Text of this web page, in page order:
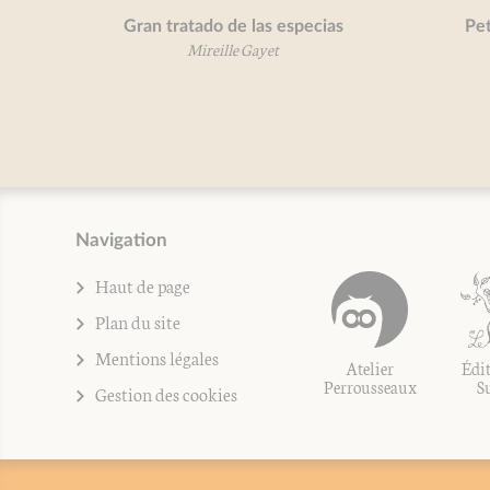
Gran tratado de las especias
Mireille Gayet
Petit
Navigation
Haut de page
Plan du site
Mentions légales
Gestion des cookies
Atelier
Perrousseaux